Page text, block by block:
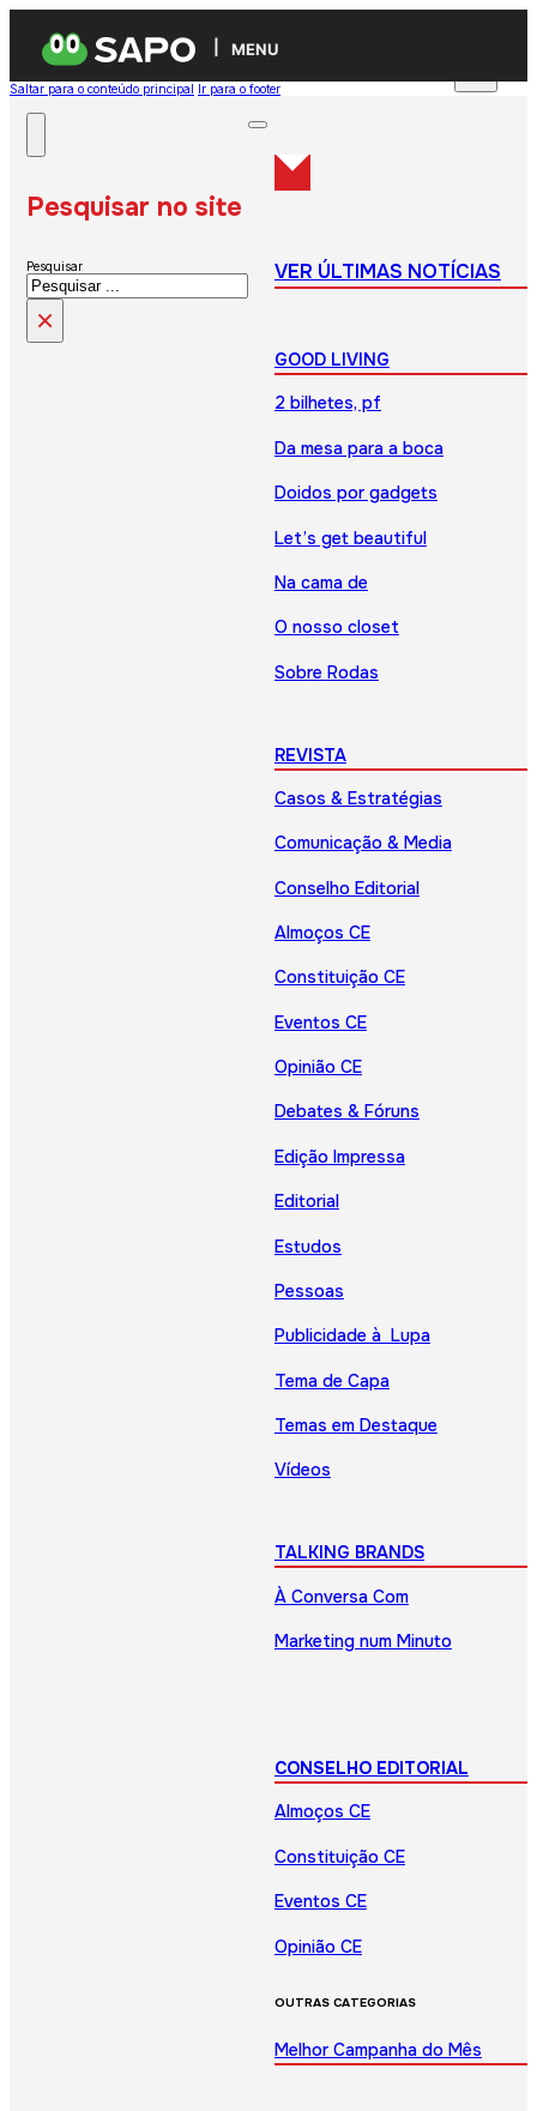
MENU
Saltar para o conteúdo principal Ir para o footer
Pesquisar no site
Pesquisar
×
VER ÚLTIMAS NOTÍCIAS
GOOD LIVING
2 bilhetes, pf
Da mesa para a boca
Doidos por gadgets
Let’s get beautiful
Na cama de
O nosso closet
Sobre Rodas
REVISTA
Casos & Estratégias
Comunicação & Media
Conselho Editorial
Almoços CE
Constituição CE
Eventos CE
Opinião CE
Debates & Fóruns
Edição Impressa
Editorial
Estudos
Pessoas
Publicidade à Lupa
Tema de Capa
Temas em Destaque
Vídeos
TALKING BRANDS
À Conversa Com
Marketing num Minuto
CONSELHO EDITORIAL
Almoços CE
Constituição CE
Eventos CE
Opinião CE
OUTRAS CATEGORIAS
Melhor Campanha do Mês